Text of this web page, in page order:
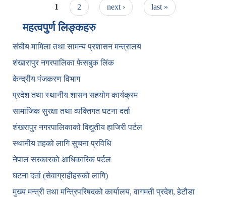
1 2 next › last »
महत्वपुर्ण लिङ्कहरु
संघीय मामिला तथा सामन्य प्रशासन मन्त्रालय
शंखारापुर नगरपालिका फेसबुक लिंक
केन्द्रीय पंजकरण विभाग
प्रदेश तथा स्थानीय शासन सहयोग कार्यक्रम
सामाजिक सुरक्षा तथा व्यक्तिगत घटना दर्ता
शंखरापुर नगरपालिकाको विद्युतीय हाजिरी पर्टल
स्थानीय तहको लागि सुचना प्रविधि
नेपाल सरकारको आधिकारिक पर्टल
घटना दर्ता (सेवाग्राहीहरुको लागि)
मुख्य मन्त्री तथा मन्त्रिपरिषदको कार्यालय, वागमती प्रदेश, हेटौडा